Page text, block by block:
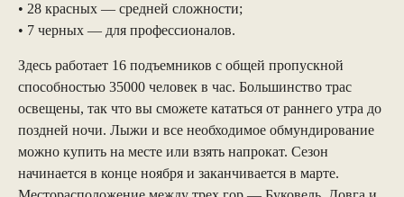
• 28 красных — средней сложности;
• 7 черных — для профессионалов.
Здесь работает 16 подъемников с общей пропускной
способностью 35000 человек в час. Большинство трас
освещены, так что вы сможете кататься от раннего утра до
поздней ночи. Лыжи и все необходимое обмундирование
можно купить на месте или взять напрокат. Сезон
начинается в конце ноября и заканчивается в марте.